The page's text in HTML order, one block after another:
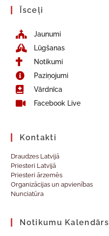
Īsceļi
Jaunumi
Lūgšanas
Notikumi
Paziņojumi
Vārdnīca
Facebook Live
Kontakti
Draudzes Latvijā
Priesteri Latvijā
Priesteri ārzemēs
Organizācijas un apvienības
Nunciatūra
Notikumu Kalendārs